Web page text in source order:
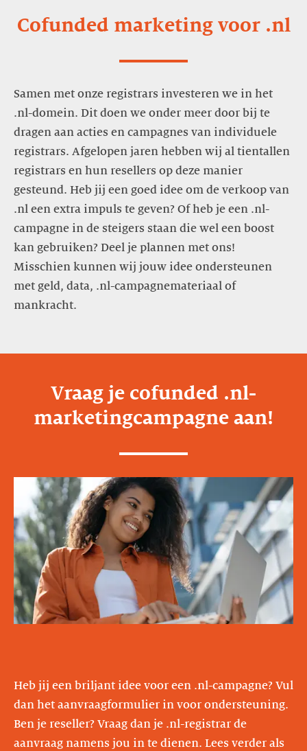
Cofunded marketing voor .nl
Samen met onze registrars investeren we in het
.nl-domein. Dit doen we onder meer door bij te
dragen aan acties en campagnes van individuele
registrars. Afgelopen jaren hebben wij al tientallen
registrars en hun resellers op deze manier
gesteund. Heb jij een goed idee om de verkoop van
.nl een extra impuls te geven? Of heb je een .nl-
campagne in de steigers staan die wel een boost
kan gebruiken? Deel je plannen met ons!
Misschien kunnen wij jouw idee ondersteunen
met geld, data, .nl-campagnemateriaal of
mankracht.
Vraag je cofunded .nl-
marketingcampagne aan!
Heb jij een briljant idee voor een .nl-campagne? Vul
dan het aanvraagformulier in voor ondersteuning.
Ben je reseller? Vraag dan je .nl-registrar de
aanvraag namens jou in te dienen. Lees verder als